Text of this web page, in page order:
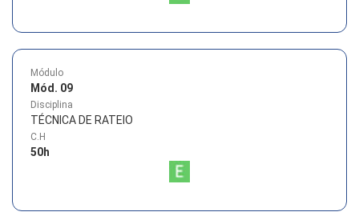
Módulo
Mód. 09
Disciplina
TÉCNICA DE RATEIO
C.H
50h